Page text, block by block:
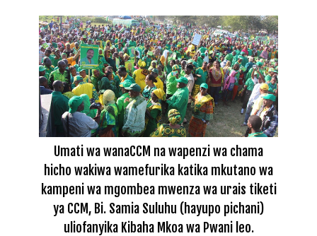
Umati wa wanaCCM na wapenzi wa chama
hicho wakiwa wamefurika katika mkutano wa
kampeni wa mgombea mwenza wa urais tiketi
ya CCM, Bi. Samia Suluhu (hayupo pichani)
uliofanyika Kibaha Mkoa wa Pwani leo.